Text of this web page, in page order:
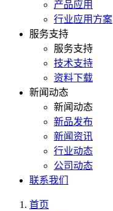
产品应用
行业应用方案
服务支持
服务支持
技术支持
资料下载
新闻动态
新闻动态
新品发布
新闻资讯
行业动态
公司动态
联系我们
首页